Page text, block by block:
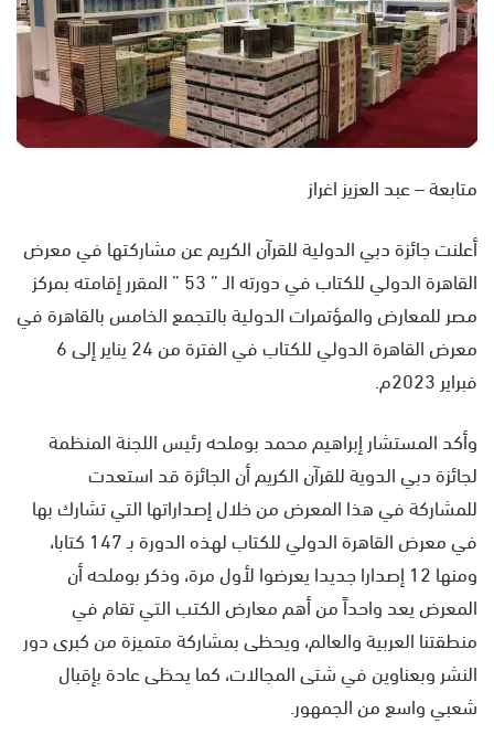
د
ا
إ
ل
ت
و
ي
متابعة – عبد العزيز اغراز
أعلنت جائزة دبي الدولية للقرآن الكريم عن مشاركتها في معرض
القاهرة الدولي للكتاب في دورته الـ ” 53 ” المقرر إقامته بمركز
مصر للمعارض والمؤتمرات الدولية بالتجمع الخامس بالقاهرة في
معرض القاهرة الدولي للكتاب في الفترة من 24 يناير إلى 6
فبراير 2023م.
وأكد المستشار إبراهيم محمد بوملحه رئيس اللجنة المنظمة
لجائزة دبي الدوية للقرآن الكريم أن الجائزة قد استعدت
للمشاركة في هذا المعرض من خلال إصداراتها التي تشارك بها
في معرض القاهرة الدولي للكتاب لهذه الدورة بـ 147 كتابا،
ومنها 12 إصدارا جديدا يعرضوا لأول مرة، وذكر بوملحه أن
المعرض يعد واحداً من أهم معارض الكتب التي تقام في
منطقتنا العربية والعالم، ويحظى بمشاركة متميزة من كبرى دور
النشر وبعناوين في شتى المجالات، كما يحظى عادة بإقبال
شعبي واسع من الجمهور.